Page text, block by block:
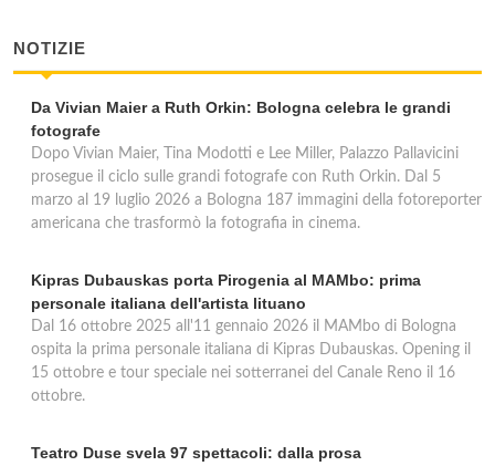
NOTIZIE
Da Vivian Maier a Ruth Orkin: Bologna celebra le grandi
fotografe
Dopo Vivian Maier, Tina Modotti e Lee Miller, Palazzo Pallavicini
prosegue il ciclo sulle grandi fotografe con Ruth Orkin. Dal 5
marzo al 19 luglio 2026 a Bologna 187 immagini della fotoreporter
americana che trasformò la fotografia in cinema.
Kipras Dubauskas porta Pirogenia al MAMbo: prima
personale italiana dell'artista lituano
Dal 16 ottobre 2025 all'11 gennaio 2026 il MAMbo di Bologna
ospita la prima personale italiana di Kipras Dubauskas. Opening il
15 ottobre e tour speciale nei sotterranei del Canale Reno il 16
ottobre.
Teatro Duse svela 97 spettacoli: dalla prosa